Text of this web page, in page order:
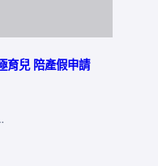
育兒 陪產假申請